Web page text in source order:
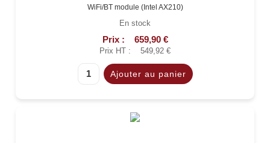
WiFi/BT module (Intel AX210)
En stock
Prix : 659,90 €
Prix HT : 549,92 €